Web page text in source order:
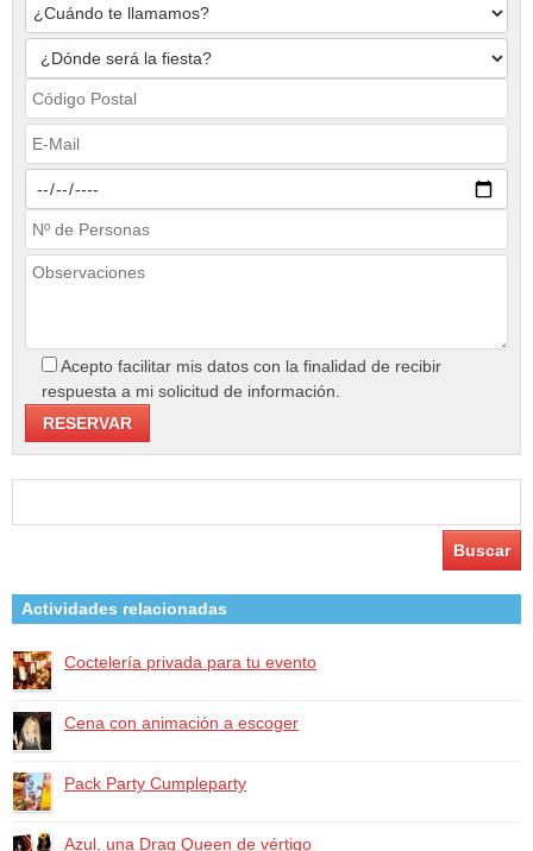
Acepto facilitar mis datos con la finalidad de recibir
respuesta a mi solicitud de información.
Actividades relacionadas
Coctelería privada para tu evento
Cena con animación a escoger
Pack Party Cumpleparty
Azul, una Drag Queen de vértigo